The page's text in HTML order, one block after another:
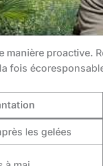
manière proactive.
fois
les gelées